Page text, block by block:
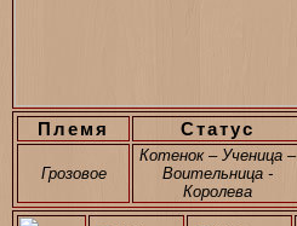
Племя Статус
Грозовое
Котенок – Ученица –
Воительница -
Королева